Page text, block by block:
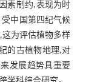
素制约,表现为时
中国第四纪气候
为评估植物多样
的古植物地理,对
发展趋势具重要